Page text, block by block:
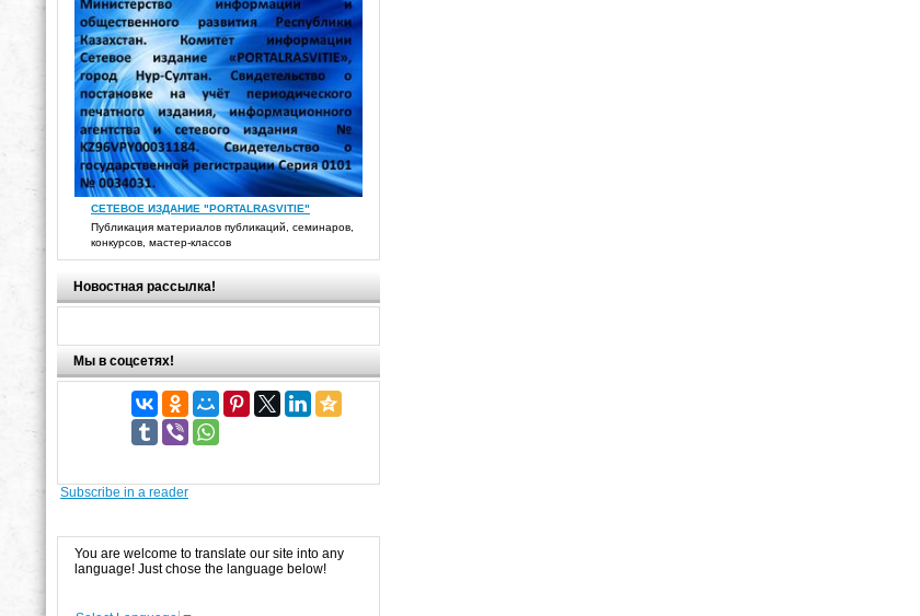
СЕТЕВОЕ ИЗДАНИЕ "PORTALRASVITIE"
Публикация материалов публикаций, семинаров,
конкурсов, мастер-классов
Новостная рассылка!
Мы в соцсетях!
Subscribe in a reader
You are welcome to translate our site into any
language! Just chose the language below!